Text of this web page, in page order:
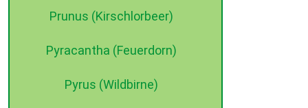
Prunus (Kirschlorbeer)
Pyracantha (Feuerdorn)
Pyrus (Wildbirne)